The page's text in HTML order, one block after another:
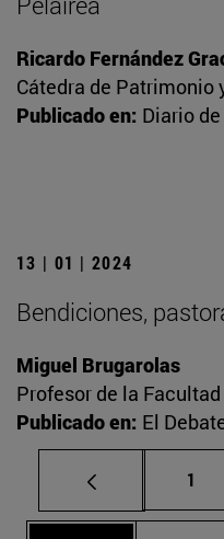
Ricardo Fernández
Cátedra de Patrimonio
Publicado en: Diario
13 | 01 | 2024
Bendiciones,
Miguel Brugarolas
Profesor de la
Publicado en: El
1